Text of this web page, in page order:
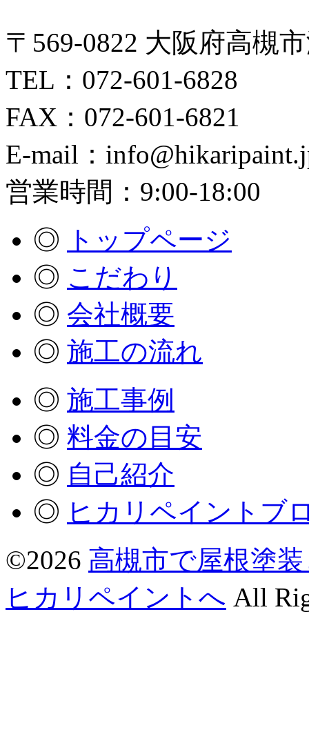
〒569-0822 大阪府高槻
TEL：072-601-6828
FAX：072-601-6821
E-mail：
営業時間：9:00-18:00
◎
トップページ
◎ こだわり
◎ 会社概要
◎ 施工の流れ
◎ 施工事例
◎ 料金の目安
◎ 自己紹介
◎ ヒカリペイントブ
©2026 高槻市で屋根塗
ヒカリペイントへ All